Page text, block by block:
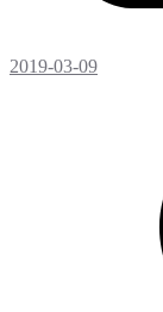
2019-03-09